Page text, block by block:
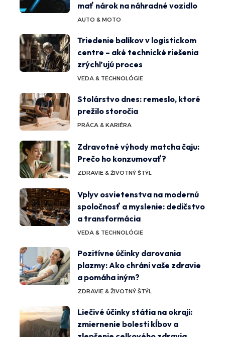
mať nárok na náhradné vozidlo
AUTO & MOTO
Triedenie balíkov v logistickom
centre – aké technické riešenia
zrýchľujú proces
VEDA & TECHNOLÓGIE
Stolárstvo dnes: remeslo, ktoré
prežilo storočia
PRÁCA & KARIÉRA
Zdravotné výhody matcha čaju:
Prečo ho konzumovať?
ZDRAVIE & ŽIVOTNÝ ŠTÝL
Vplyv osvietenstva na modernú
spoločnosť a myslenie: dedičstvo
a transformácia
VEDA & TECHNOLÓGIE
Pozitívne účinky darovania
plazmy: Ako chráni vaše zdravie
a pomáha iným?
ZDRAVIE & ŽIVOTNÝ ŠTÝL
Liečivé účinky státia na okraji:
zmiernenie bolesti kĺbov a